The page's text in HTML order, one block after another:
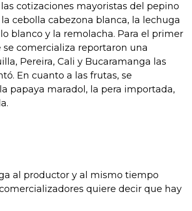
cotizaciones mayoristas del pepino
cebolla cabezona blanca, la lechuga
blanco y la remolacha. Para el primer
comercializa reportaron una
Pereira, Cali y Bucaramanga las
En cuanto a las frutas, se
papaya maradol, la pera importada,
al productor y al mismo tiempo
quiere decir que hay